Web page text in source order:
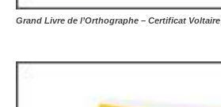
Grand Livre de l’Orthographe – Certificat Voltaire